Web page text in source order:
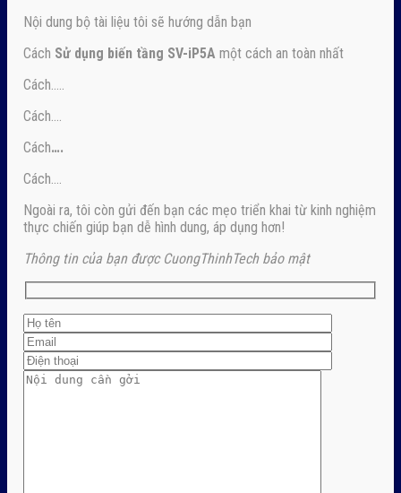
Nội dung bộ tài liệu tôi sẽ hướng dẫn bạn
Cách Sử dụng biến tầng SV-iP5A một cách an toàn nhất
Cách…..
Cách….
Cách….
Cách….
Ngoài ra, tôi còn gửi đến bạn các mẹo triển khai từ kinh nghiệm
thực chiến giúp bạn dễ hình dung, áp dụng hơn!
Thông tin của bạn được CuongThinhTech bảo mật